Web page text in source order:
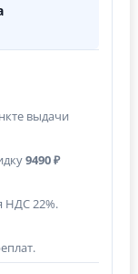
выдачи
9490 ₽
НДС 22%.